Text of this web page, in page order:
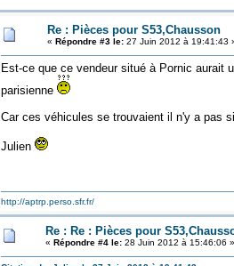
Re : Pièces pour S53,Chausson
« Répondre #3 le:27 Juin 2012 à 19:41:43
Est-ce que ce vendeur situé à Pornic aurait
parisienne
Car ces véhicules se trouvaient il n'y a pas
Julien
http://aptrp.perso.sfr.fr/
Re : Re : Pièces pour
« Répondre #4 le:28 Juin 2012 à 15:46:06 »